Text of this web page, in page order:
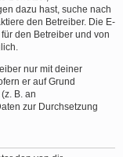
dazu hast, suche nach
den Betreiber. Die E-
den Betreiber und von
nur mit deiner
er auf Grund
B. an
zur Durchsetzung